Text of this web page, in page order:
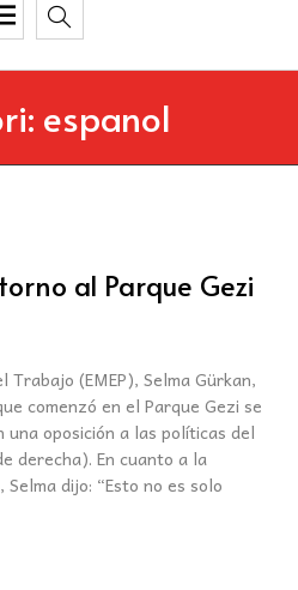
espanol
al Parque Gezi
(EMEP), Selma Gürkan,
comenzó en el Parque Gezi se
oposición a las políticas del
derecha). En cuanto a la
dijo: “Esto no es solo